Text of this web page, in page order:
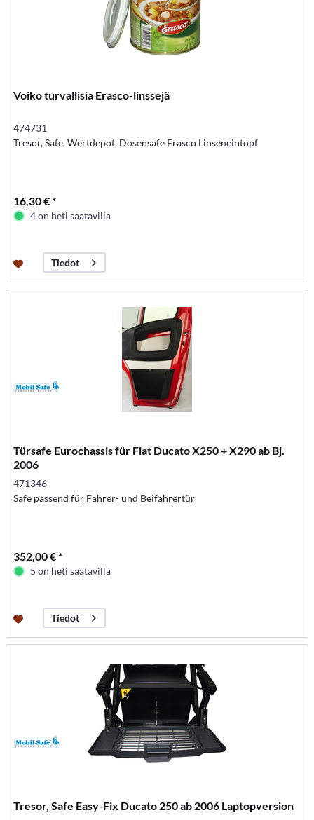
Voiko turvallisia Erasco-linssejä
474731
Tresor, Safe, Wertdepot, Dosensafe Erasco Linseneintopf
16,30 € *
4 on heti saatavilla
Tiedot
Türsafe Eurochassis für Fiat Ducato X250 + X290 ab Bj.
2006
471346
Safe passend für Fahrer- und Beifahrertür
352,00 € *
5 on heti saatavilla
Tiedot
Tresor, Safe Easy-Fix Ducato 250 ab 2006 Laptopversion